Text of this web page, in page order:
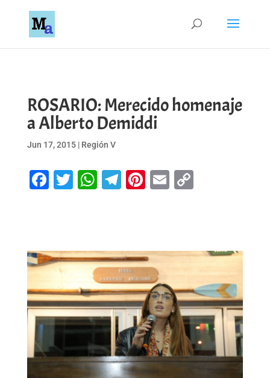
ROSARIO: Merecido homenaje
a Alberto Demiddi
Jun 17, 2015| Región V
Facebook
Twitter
WhatsApp
Telegram
Pinterest
EmailCopy